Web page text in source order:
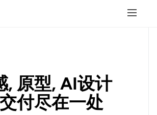
, 原型, AI设计
付尽在一处